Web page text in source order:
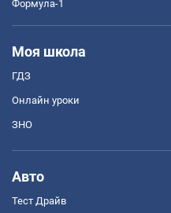
Формула-1
Моя школа
ГДЗ
Онлайн уроки
ЗНО
Авто
Тест Драйв